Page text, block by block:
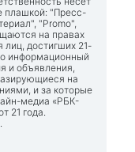
плашкой: "Пресс-
"Promo",
на правах
лиц, достигших 21-
информационный
и объявления,
на
и за которые
медиа «РБК-
21 года.